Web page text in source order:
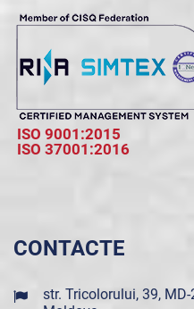
ISO 9001:2015
ISO 37001:2016
CONTACTE
str. Tricolorului, 39,